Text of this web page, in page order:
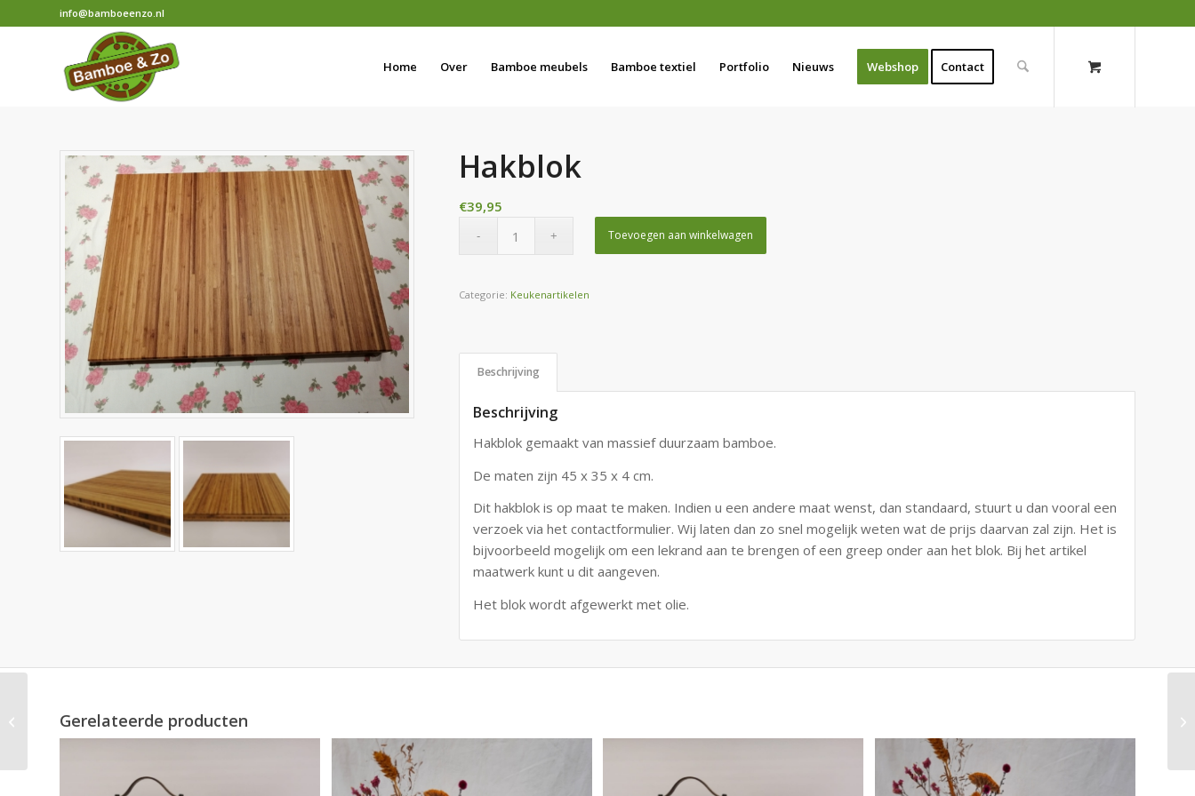
info@bamboeenzo.nl
Home Over Bamboe meubels Bamboe textiel Portfolio Nieuws Webshop Contact
Hakblok
€39,95
Toevoegen aan winkelwagen
Categorie: Keukenartikelen
Beschrijving
Beschrijving
Hakblok gemaakt van massief duurzaam bamboe.
De maten zijn 45 x 35 x 4 cm.
Dit hakblok is op maat te maken. Indien u een andere maat wenst, dan standaard, stuurt u dan vooral een
verzoek via het contactformulier. Wij laten dan zo snel mogelijk weten wat de prijs daarvan zal zijn. Het is
bijvoorbeeld mogelijk om een lekrand aan te brengen of een greep onder aan het blok. Bij het artikel
maatwerk kunt u dit aangeven.
Het blok wordt afgewerkt met olie.
Gerelateerde producten
Kaasplankje